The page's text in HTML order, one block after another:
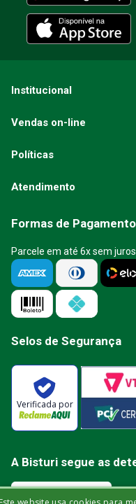
Institucional
Vendas on-line
Políticas
Atendimento
Formas de Pagamento
Parcele em até 6x sem
Selos de Segurança
Verificada por
A Bisturi segue as